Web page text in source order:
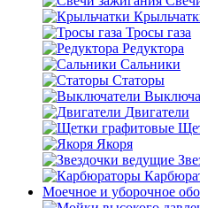
Тросы газа
Редуктора
Сальники
Статоры
Двигатели
Якоря
Моечное и уборочное